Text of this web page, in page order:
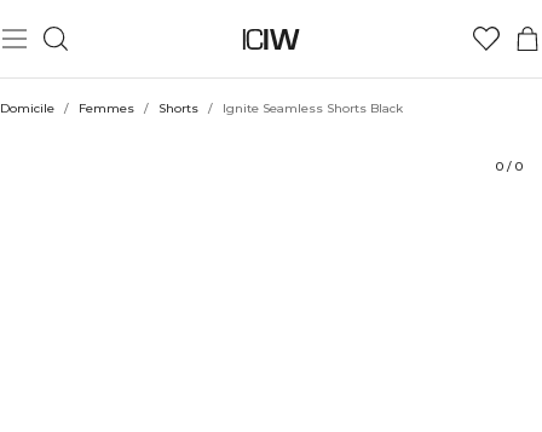
Domicile / Femmes / Shorts / Ignite Seamless Shorts Black
0 / 0